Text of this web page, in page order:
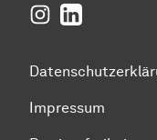
Instagram
LinkedIn
Impressum